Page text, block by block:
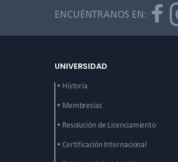
ENCUÉNTRANOS EN:
UNIVERSIDAD
• Historia
• Membresías
• Resolución de Licenciamiento
• Certificación Internacional